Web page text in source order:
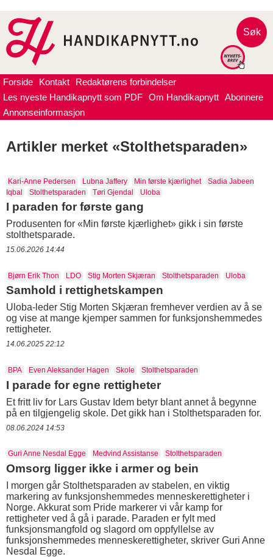
Søk
Forside Kontakt
Redaktørens forbindelser
Les nyeste Handikapnytt som PDF Om Handikapnytt Abonnere
Annonseinformasjon
Artikler merket «Stolthetsparaden»
Kari-Anne Pedersen Lubna Jaffery Min første kjærlighet
Sadia Jabeen
Iqbal
Stolthetsparaden Tøri Gjendal Uloba
I paraden for første gang
Produsenten for «Min første kjærlighet» gikk i sin første
stolthetsparade.
15.06.2026 14:44
Bjørn Erik Thon LDO Stig Morten Skjæran Stolthetsparaden Uloba
Samhold i rettighetskampen
Uloba-leder Stig Morten Skjæran fremhever verdien av å se
og vise at mange kjemper sammen for funksjonshemmedes
rettigheter.
14.06.2025 22:12
BPA Even Aleksander Hagen Skole Stolthetsparaden
I parade for egne rettigheter
Et fritt liv for Lars Gustav Idem betyr blant annet å begynne
på en tilgjengelig skole. Det gikk han i Stolthetsparaden for.
08.06.2024 14:53
Guri Anne Nesdal Egge Medvind Assistanse Stolthetsparaden
Omsorg ligger ikke i armer og bein
I morgen går Stolthetsparaden av stabelen, en viktig
markering av funksjonshemmedes menneskerettigheter i
Norge. Akkurat som Pride markerer vi vår kamp for
rettigheter ved å gå i parade. Paraden er fylt med
funksjonsmangfold og slagord om oppfyllelse av
funksjonshemmedes menneskerettigheter, skriver Guri Anne
Nesdal Egge.